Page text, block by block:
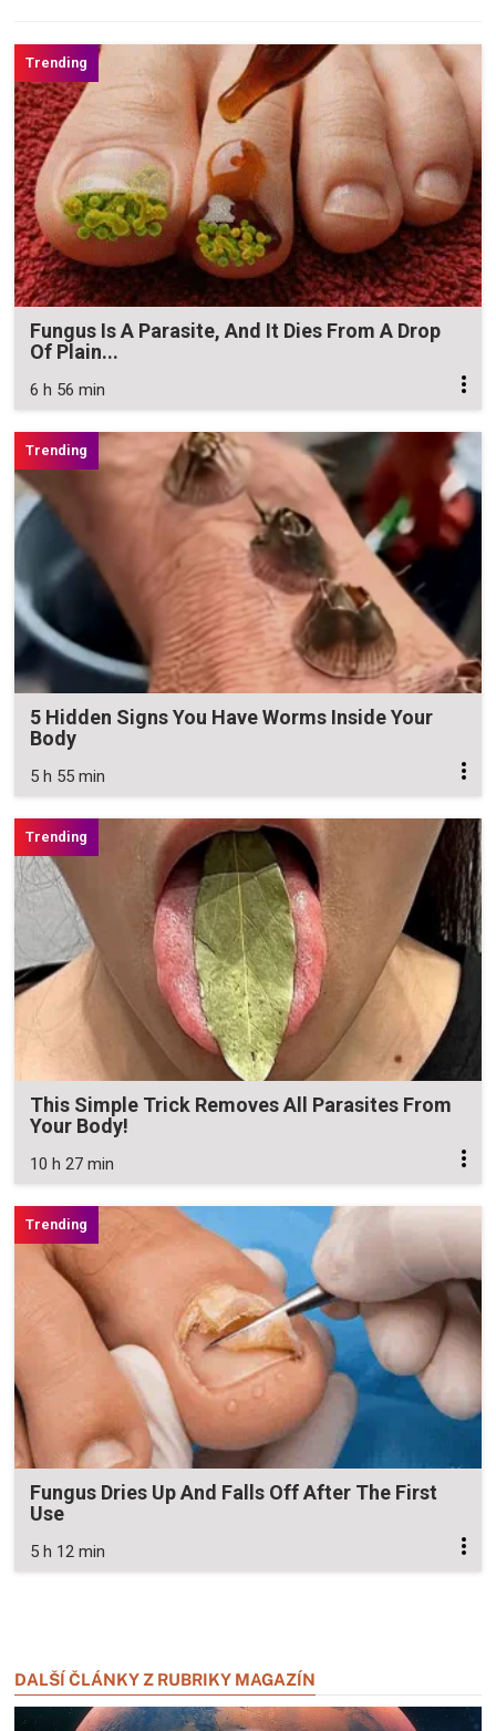
Fungus Is A Parasite, And It Dies From A Drop
Of Plain...
6 h 56 min
5 Hidden Signs You Have Worms Inside Your
Body
5 h 55 min
This Simple Trick Removes All Parasites From
Your Body!
10 h 27 min
Fungus Dries Up And Falls Off After The First
Use
5 h 12 min
DALŠÍ ČLÁNKY Z RUBRIKY MAGAZÍN